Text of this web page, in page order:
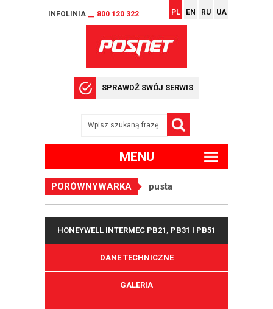
INFOLINIA __ 800 120 322 PL EN RU UA
SPRAWDŹ SWÓJ SERWIS
MENU
PORÓWNYWARKA pusta
HONEYWELL INTERMEC PB21, PB31 I PB51
DANE TECHNICZNE
GALERIA